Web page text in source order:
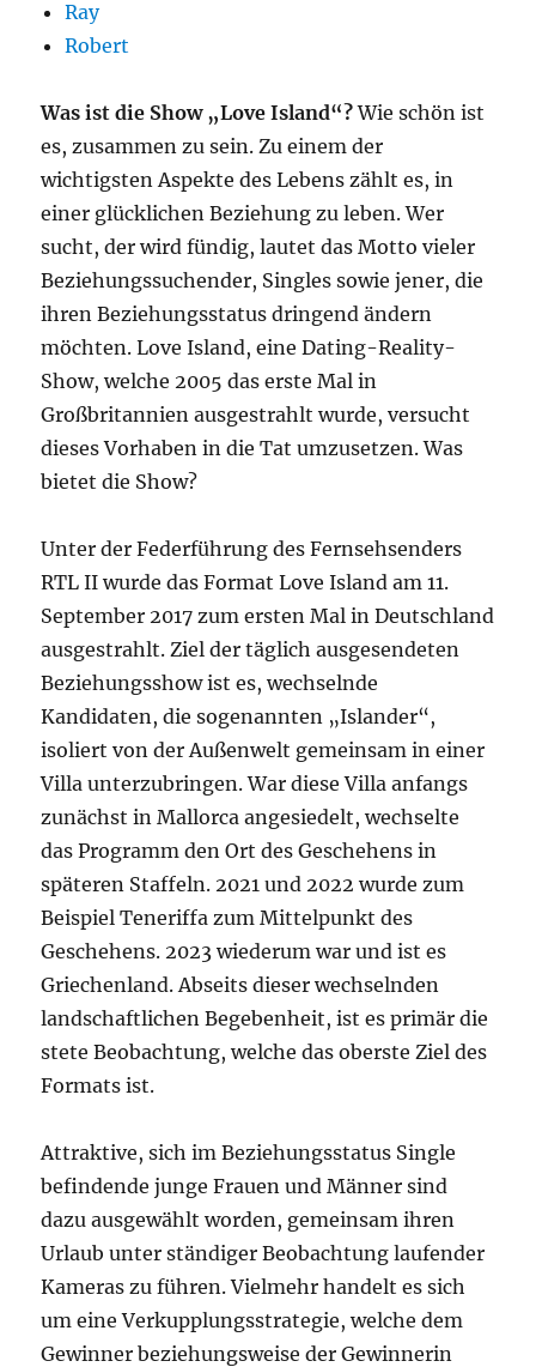
Ray
Robert
Was ist die Show „Love Island“?Wie schön ist
es, zusammen zu sein. Zu einem der
wichtigsten Aspekte des Lebens zählt es, in
einer glücklichen Beziehung zu leben. Wer
sucht, der wird fündig, lautet das Motto vieler
Beziehungssuchender, Singles sowie jener, die
ihren Beziehungsstatus dringend ändern
möchten. Love Island, eine Dating-Reality-
Show, welche 2005 das erste Mal in
Großbritannien ausgestrahlt wurde, versucht
dieses Vorhaben in die Tat umzusetzen. Was
bietet die Show?
Unter der Federführung des Fernsehsenders
RTL II wurde das Format Love Island am 11.
September 2017 zum ersten Mal in Deutschland
ausgestrahlt. Ziel der täglich ausgesendeten
Beziehungsshow ist es, wechselnde
Kandidaten, die sogenannten „Islander“,
isoliert von der Außenwelt gemeinsam in einer
Villa unterzubringen. War diese Villa anfangs
zunächst in Mallorca angesiedelt, wechselte
das Programm den Ort des Geschehens in
späteren Staffeln. 2021 und 2022 wurde zum
Beispiel Teneriffa zum Mittelpunkt des
Geschehens. 2023 wiederum war und ist es
Griechenland. Abseits dieser wechselnden
landschaftlichen Begebenheit, ist es primär die
stete Beobachtung, welche das oberste Ziel des
Formats ist.
Attraktive, sich im Beziehungsstatus Single
befindende junge Frauen und Männer sind
dazu ausgewählt worden, gemeinsam ihren
Urlaub unter ständiger Beobachtung laufender
Kameras zu führen. Vielmehr handelt es sich
um eine Verkupplungsstrategie, welche dem
Gewinner beziehungsweise der Gewinnerin